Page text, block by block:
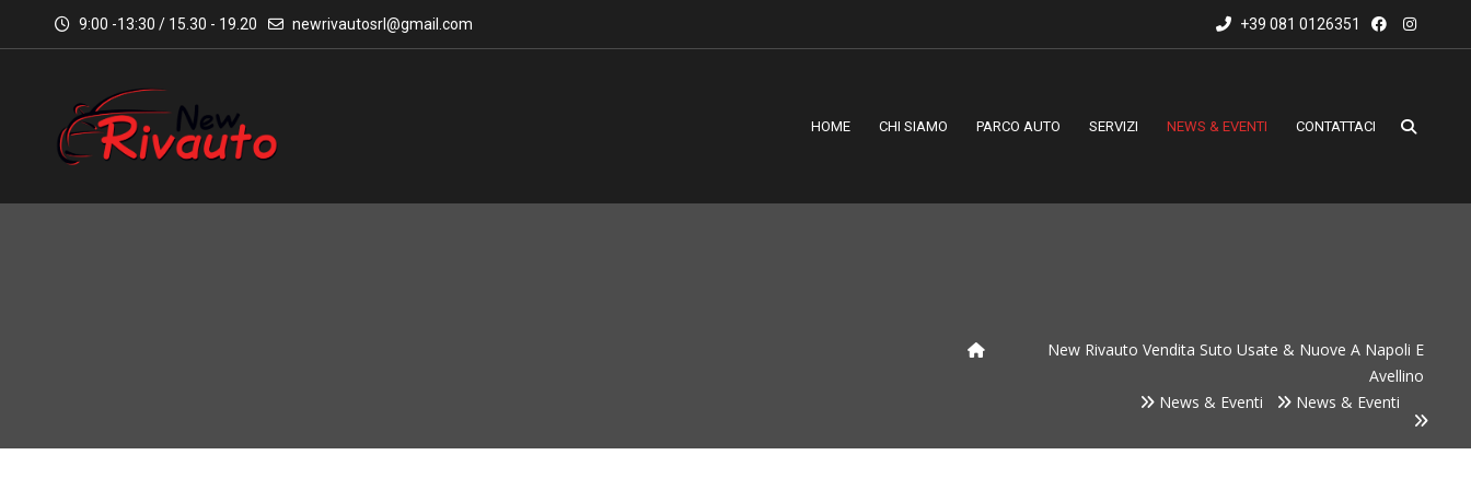
9:00 -13:30 / 15.30 - 19.20 newrivautosrl@gmail.com +39 081 0126351
HOME CHI SIAMO PARCO AUTO SERVIZI NEWS & EVENTI CONTATTACI
New Rivauto Vendita Suto Usate & Nuove A Napoli E
Avellino
News & Eventi
News & Eventi